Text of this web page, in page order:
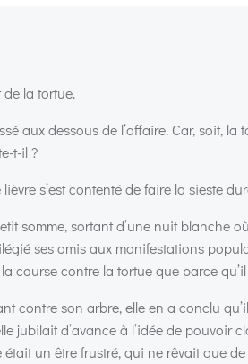
la tortue.
aux dessous de l’affaire. Car, soit,
t-il ?
s’est contenté de faire la sieste
somme, sortant d’une nuit blanche
ses amis aux manifestations
course contre la tortue que parce
contre son arbre, elle en a conclu
jubilait d’avance à l’idée de pouvoir
un être frustré, qui ne rêvait que